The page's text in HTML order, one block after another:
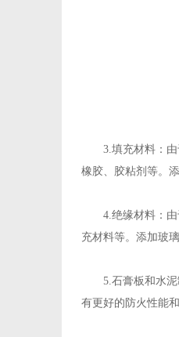
3.填充材料：由于
橡胶、胶粘剂等。
4.绝缘材料：由于
充材料等。添加玻
5.石膏板和水泥
有更好的防火性能